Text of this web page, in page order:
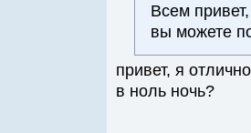
Всем
вы можете
привет, я
в ноль ночь?